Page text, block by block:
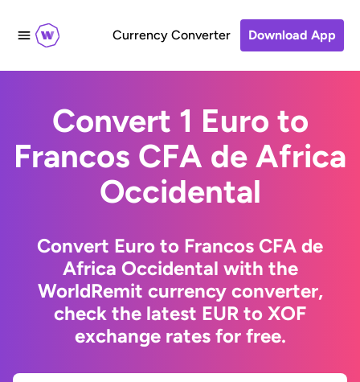
Currency Converter Download App
Convert 1 Euro to
Francos CFA de Africa
Occidental
Convert Euro to Francos CFA de
Africa Occidental with the
WorldRemit currency converter,
check the latest EUR to XOF
exchange rates for free.